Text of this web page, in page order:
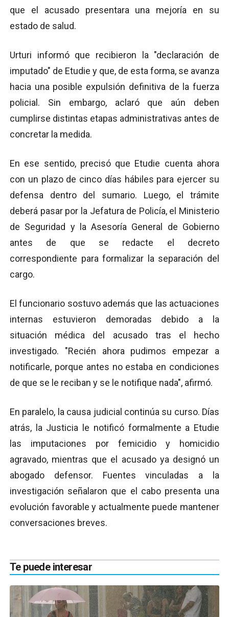
que el acusado presentara una mejoría en su
estado de salud.
Urturi informó que recibieron la "declaración de
imputado" de Etudie y que, de esta forma, se avanza
hacia una posible expulsión definitiva de la fuerza
policial. Sin embargo, aclaró que aún deben
cumplirse distintas etapas administrativas antes de
concretar la medida.
En ese sentido, precisó que Etudie cuenta ahora
con un plazo de cinco días hábiles para ejercer su
defensa dentro del sumario. Luego, el trámite
deberá pasar por la Jefatura de Policía, el Ministerio
de Seguridad y la Asesoría General de Gobierno
antes de que se redacte el decreto
correspondiente para formalizar la separación del
cargo.
El funcionario sostuvo además que las actuaciones
internas estuvieron demoradas debido a la
situación médica del acusado tras el hecho
investigado. "Recién ahora pudimos empezar a
notificarle, porque antes no estaba en condiciones
de que se le reciban y se le notifique nada", afirmó.
En paralelo, la causa judicial continúa su curso. Días
atrás, la Justicia le notificó formalmente a Etudie
las imputaciones por femicidio y homicidio
agravado, mientras que el acusado ya designó un
abogado defensor. Fuentes vinculadas a la
investigación señalaron que el cabo presenta una
evolución favorable y actualmente puede mantener
conversaciones breves.
Te puede interesar